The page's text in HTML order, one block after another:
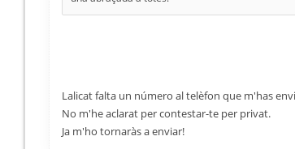
Lalicat falta un número al telèfon que m'has
No m'he aclarat per contestar-te per privat.
Ja m'ho tornaràs a enviar!